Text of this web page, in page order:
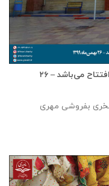
طرح شماره ۹۴۹ جامعه ياوری فرهنگی آماده افتتاح می‌باشد – ۲۶
بفروشی مهری